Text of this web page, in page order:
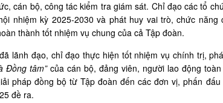
cán bộ, công tác kiểm tra giám sát. Chỉ đạo các tổ
nhiệm kỳ 2025-2030 và phát huy vai trò, chức năng
thành tốt nhiệm vụ chung của cả Tập đoàn.
lãnh đạo, chỉ đạo thực hiện tốt nhiệm vụ chính trị,
Đồng tâm”của cán bộ, đảng viên, người lao động toàn
pháp đồng bộ từ Tập đoàn đến các đơn vị, phấn
đề ra.